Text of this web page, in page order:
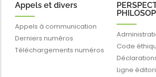
Appels et divers
Appels à communication
Derniers numéros
Téléchargements numéros
Code
Ligne